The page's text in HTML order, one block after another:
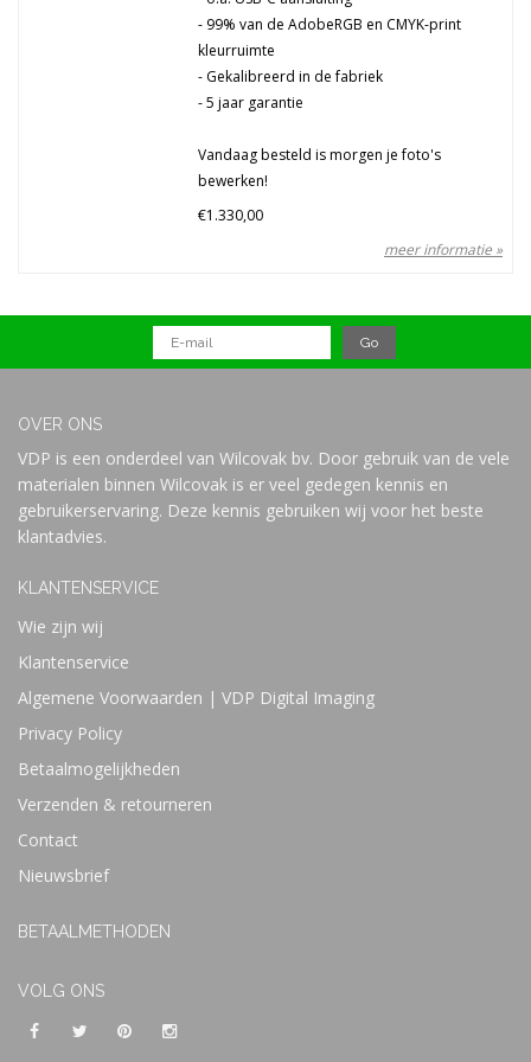
- 99% van de AdobeRGB en CMYK-print
kleurruimte
- Gekalibreerd in de fabriek
- 5 jaar garantie
Vandaag besteld is morgen je foto's
bewerken!
€1.330,00
meer informatie »
OVER ONS
VDP is een onderdeel van Wilcovak bv. Door gebruik van de vele
materialen binnen Wilcovak is er veel gedegen kennis en
gebruikerservaring. Deze kennis gebruiken wij voor het beste
klantadvies.
KLANTENSERVICE
Wie zijn wij
Klantenservice
Algemene Voorwaarden | VDP Digital Imaging
Privacy Policy
Betaalmogelijkheden
Verzenden & retourneren
Contact
Nieuwsbrief
BETAALMETHODEN
VOLG ONS